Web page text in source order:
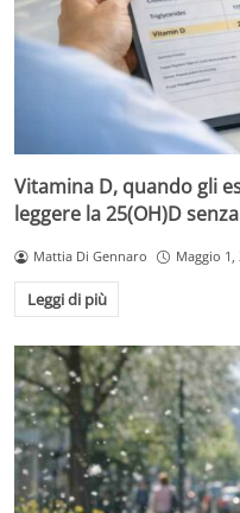
Vitamina D, quando gli
leggere la 25(OH)D
Mattia Di Gennaro Maggio 1,
Leggi di più